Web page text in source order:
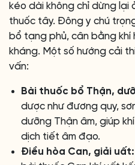
kéo dài không chỉ dừng lại
thuốc tây. Đông y chú
bổ tạng phủ, cân bằng
kháng. Một số hướng cải
vấn:
Bài thuốc bổ Thận,
dược như đương quy,
dưỡng Thận âm, giúp
dịch tiết âm đạo.
Điều hòa Can, giải uất: